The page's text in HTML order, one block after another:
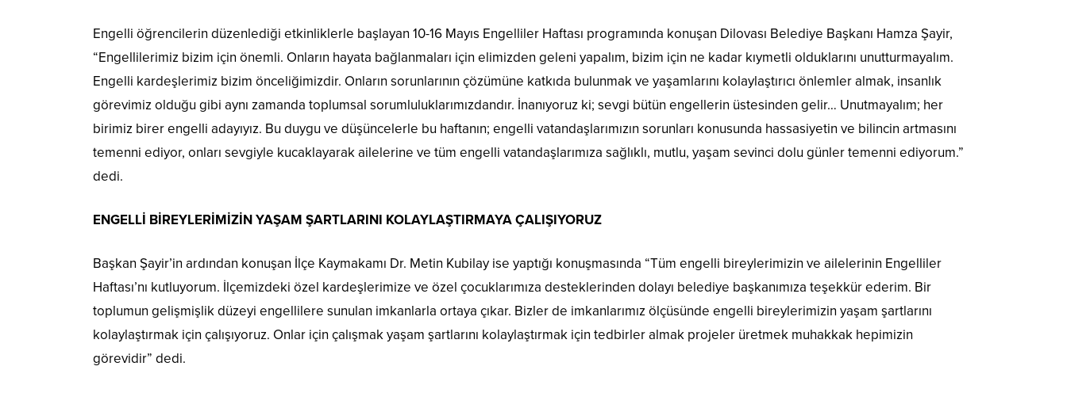
Engelli öğrencilerin düzenlediği etkinliklerle başlayan 10-16 Mayıs Engelliler Haftası programında konuşan Dilovası Belediye Başkanı Hamza Şayir,
“Engellilerimiz bizim için önemli. Onların hayata bağlanmaları için elimizden geleni yapalım, bizim için ne kadar kıymetli olduklarını unutturmayalım.
Engelli kardeşlerimiz bizim önceliğimizdir. Onların sorunlarının çözümüne katkıda bulunmak ve yaşamlarını kolaylaştırıcı önlemler almak, insanlık
görevimiz olduğu gibi aynı zamanda toplumsal sorumluluklarımızdandır. İnanıyoruz ki; sevgi bütün engellerin üstesinden gelir… Unutmayalım; her
birimiz birer engelli adayıyız. Bu duygu ve düşüncelerle bu haftanın; engelli vatandaşlarımızın sorunları konusunda hassasiyetin ve bilincin artmasını
temenni ediyor, onları sevgiyle kucaklayarak ailelerine ve tüm engelli vatandaşlarımıza sağlıklı, mutlu, yaşam sevinci dolu günler temenni ediyorum.”
dedi.
ENGELLİ BİREYLERİMİZİN YAŞAM ŞARTLARINI KOLAYLAŞTIRMAYA ÇALIŞIYORUZ
Başkan Şayir’in ardından konuşan İlçe Kaymakamı Dr. Metin Kubilay ise yaptığı konuşmasında “Tüm engelli bireylerimizin ve ailelerinin Engelliler
Haftası’nı kutluyorum. İlçemizdeki özel kardeşlerimize ve özel çocuklarımıza desteklerinden dolayı belediye başkanımıza teşekkür ederim. Bir
toplumun gelişmişlik düzeyi engellilere sunulan imkanlarla ortaya çıkar. Bizler de imkanlarımız ölçüsünde engelli bireylerimizin yaşam şartlarını
kolaylaştırmak için çalışıyoruz. Onlar için çalışmak yaşam şartlarını kolaylaştırmak için tedbirler almak projeler üretmek muhakkak hepimizin
görevidir” dedi.